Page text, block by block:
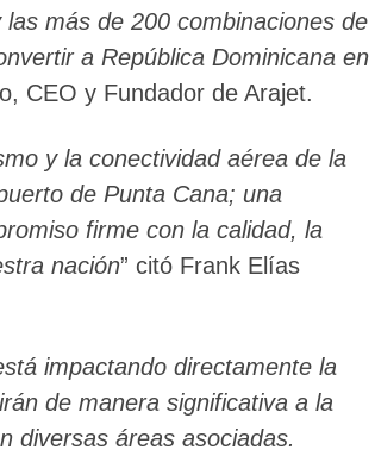
más de 200 combinaciones de
a República Dominicana en
CEO y Fundador de Arajet.
y la conectividad aérea de la
de Punta Cana; una
firme con la calidad, la
nación” citó Frank Elías
impactando directamente la
de manera significativa a la
diversas áreas asociadas.